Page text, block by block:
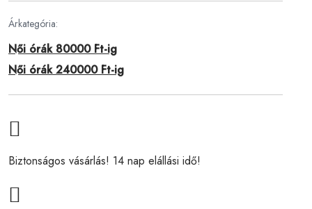
Árkategória:
Női órák 80000 Ft-ig
Női órák 240000 Ft-ig
Biztonságos vásárlás! 14 nap elállási idő!